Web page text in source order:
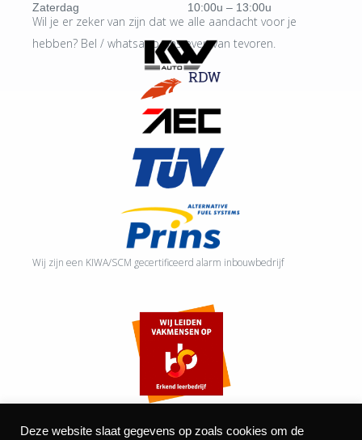
Zaterdag
10:00u – 13:00u
Wil je er zeker van zijn dat we alle aandacht voor je
hebben? Bel / whatsapp ons even van tevoren.
Wij zijn een KIWA/SCM gecertificeerd alarm inbouwbedrijf
Deze website slaat gegevens op zoals cookies om de